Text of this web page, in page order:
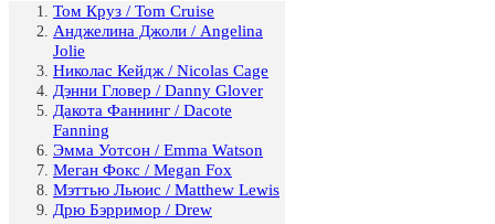
Том Круз / Tom Cruise
Анджелина Джоли / Angelina
Jolie
Николас Кейдж / Nicolas Cage
Дэнни Гловер / Danny Glover
Дакота Фаннинг / Dacote
Fanning
Эмма Уотсон / Emma Watson
Меган Фокс / Megan Fox
Мэттью Льюис / Matthew Lewis
Дрю Бэрримор / Drew